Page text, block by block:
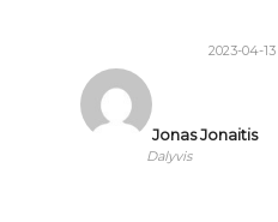
2023-04-13
Jonas Jonaitis
Dalyvis